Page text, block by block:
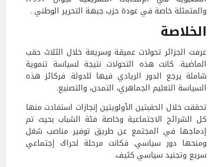
والمتمثلة خاصة في عودة حزب جبهة التحرير الوطني .
الخلاصة
عرفت الجزائر تحولات عميقة وسريعة خلال الثلاث حقب
الماضية. كانت هذه التحولات نتيجة لسياسة تنموية
شاملة يرجع الدور الريادي فيها للدولة. فركائز هذه
السياسة التعليم الجماهري، التمدن، والتصنيع.
تحققت خلال الحقبتين الأولويتين إنجازات استفادت منها
كل الشرائح الاجتماعية وخاصة فئة الشباب بحيث تم
إدماجها في المجتمع عن طريق توفير مناصب شغل
ومنحها دور سياسي. فكانت مرحلة لحراك إجتماعي
سريع وتجنيد سياسي كثيف.